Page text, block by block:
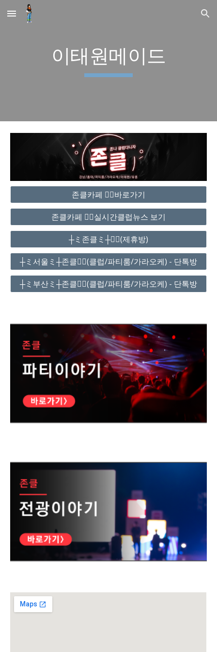
Skip to main content Skip to navigation
이태원메이드
존클카페 ❤️‍🔥바로가기
존클카페 ❤️‍🔥실시간클럽뉴스 보기
┼ミ존클ミ┼❤️‍🔥(제휴방)
┼ミ서울ミ┼존클❤️‍🔥(클럽/파티룸/가라오케) - 단톡방
┼ミ부산ミ┼존클❤️‍🔥(클럽/파티룸/가라오케) - 단톡방